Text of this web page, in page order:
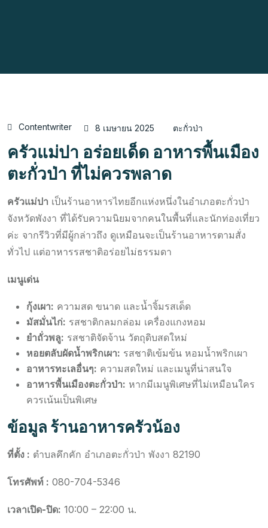
Contentwriter 8 เมษายน 2025 ตะกั่วป่า
ครัวแม่ปา อร่อยเด็ด อาหารพื้นเมือง
ตะกั่วป่า ที่ไม่ควรพลาด
ครัวแม่ปา เป็นร้านอาหารไทยอีกแห่งหนึ่งในอำเภอตะกั่วป่า
จังหวัดพังงา ที่ได้รับความนิยมจากคนในพื้นที่และนักท่องเที่ยว
ค่ะ จากรีวิวที่มีผู้กล่าวถึง ดูเหมือนจะเป็นร้านอาหารตามสั่ง
ทั่วไป แต่อาหารรสชาติอร่อยไม่ธรรมดา
เมนูเด่น
กุ้งเผา: ความสด ขนาด และน้ำจิ้มรสเด็ด
มัสมั่นไก่: รสชาติกลมกล่อม เครื่องแกงหอม
ยำถั่วพลู: รสชาติจัดจ้าน วัตถุดิบสดใหม่
หอยตลับผัดน้ำพริกเผา: รสชาติเข้มข้น หอมน้ำพริกเผา
อาหารทะเลอื่นๆ: ความสดใหม่ และเมนูที่น่าสนใจ
อาหารพื้นเมืองตะกั่วป่า: หากมีเมนูพิเศษที่ไม่เหมือนใคร
ควรเน้นเป็นพิเศษ
ข้อมูลร้านอาหารครัวน้อง
ที่ตั้ง : ตำบลคึกคัก อำเภอตะกั่วป่า พังงา 82190
โทรศัพท์ : 080-704-5346
เวลาเปิด-ปิด: 10:00 – 22:00 น.